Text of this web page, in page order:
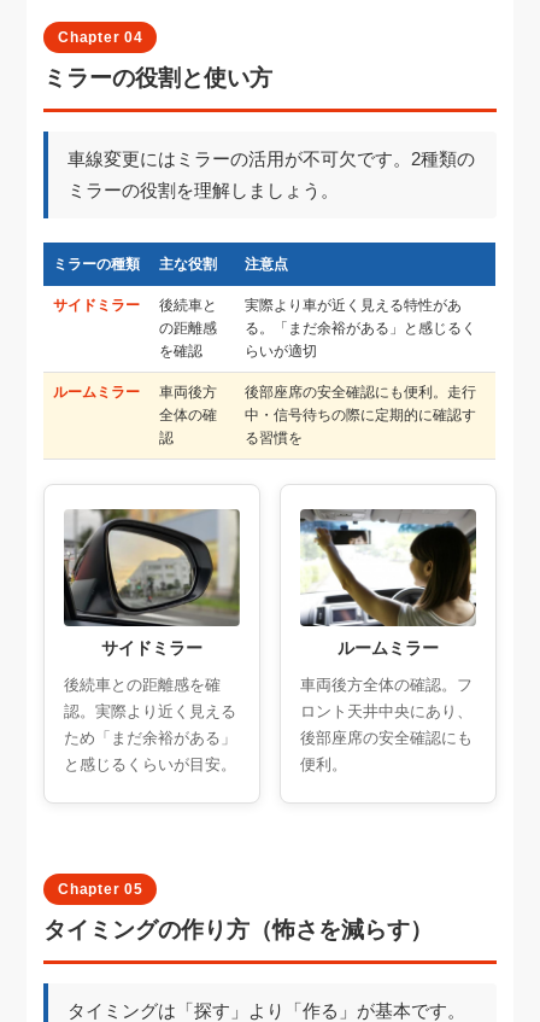
Chapter 04
ミラーの役割と使い方
車線変更にはミラーの活用が不可欠です。2種類の
ミラーの役割を理解しましょう。
ミラーの種類 主な役割 注意点
サイドミラー
後続車と
の距離感
を確認
実際より車が近く見える特性があ
る。「まだ余裕がある」と感じるく
らいが適切
ルームミラー
車両後方
全体の確
認
後部座席の安全確認にも便利。走行
中・信号待ちの際に定期的に確認す
る習慣を
サイドミラー
後続車との距離感を確
認。実際より近く見える
ため「まだ余裕がある」
と感じるくらいが目安。
ルームミラー
車両後方全体の確認。フ
ロント天井中央にあり、
後部座席の安全確認にも
便利。
Chapter 05
タイミングの作り方（怖さを減らす）
タイミングは「探す」より「作る」が基本です。